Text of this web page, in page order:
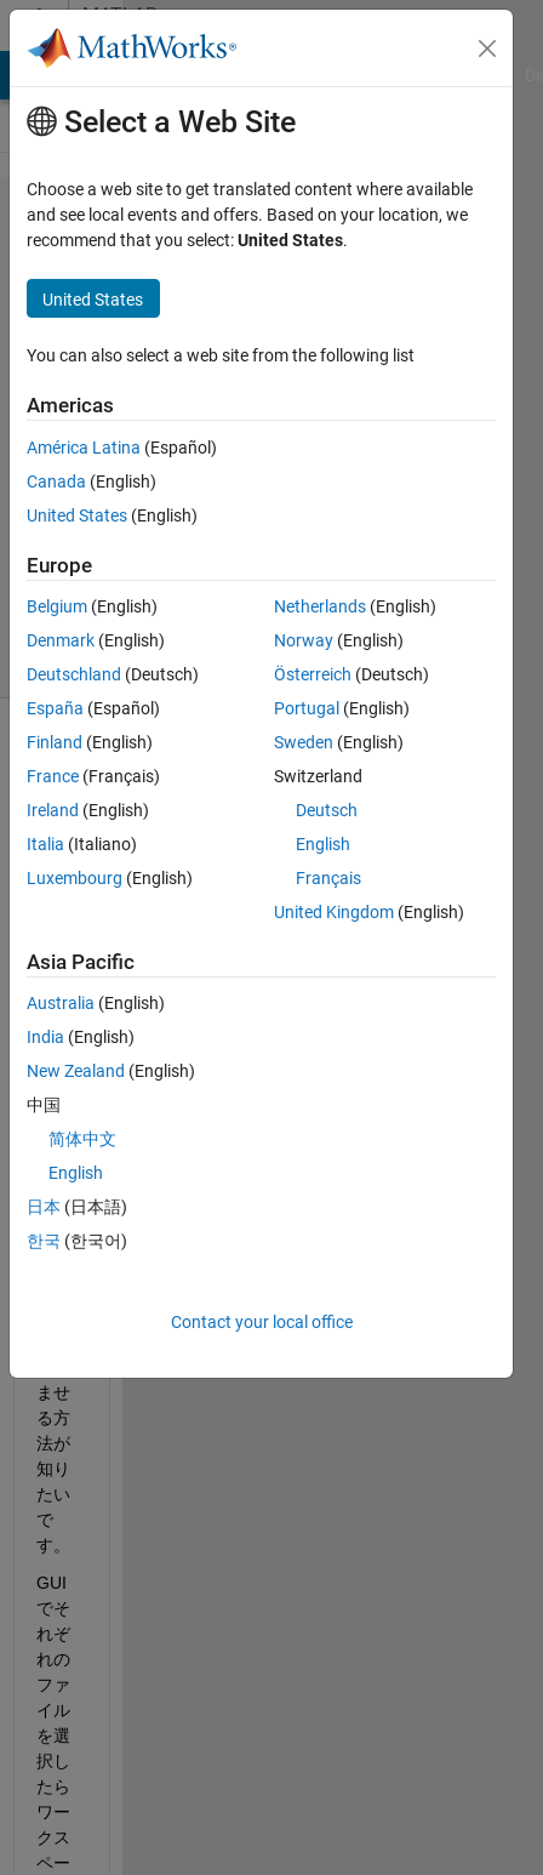
Skip to contentMATLAB
Answers
HIOKI
ファイ
ルの読
み込み
qrqr
7 Feb
2019
2
Answer
Accepted
Updated
13 Feb 2019
13 Views
(30 days)
質問
Iメモ
リー
ハイ
ダー
から
出る
MEM
ファ
イル
ませ
る方
法が
知り
たい
で
す。
GUI
でそ
れぞ
れの
ファ
イル
を選
択し
たら
ワー
クス
ペー
Select a Web Site
Choose a web site to get translated content where available
and see local events and offers. Based on your location, we
recommend that you select:United States.
United States
You can also select a web site from the following list
Americas
América Latina (Español)
Canada (English)
United States (English)
Europe
Belgium (English)
Denmark (English)
Deutschland (Deutsch)
España (Español)
Finland (English)
France (Français)
Ireland (English)
Italia (Italiano)
Luxembourg (English)
Netherlands (English)
Norway (English)
Österreich (Deutsch)
Portugal (English)
Sweden (English)
Switzerland
Deutsch
English
Français
United Kingdom (English)
Asia Pacific
Australia (English)
India (English)
New Zealand (English)
中国
简体中文
English
日本 (日本語)
한국 (한국어)
Contact your local office